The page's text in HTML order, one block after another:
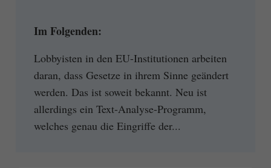
Im Folgenden:
Lobbyisten in den EU-Institutionen arbeiten
daran, dass Gesetze in ihrem Sinne geändert
werden. Das ist soweit bekannt. Neu ist
allerdings ein Text-Analyse-Programm,
welches genau die Eingriffe der...